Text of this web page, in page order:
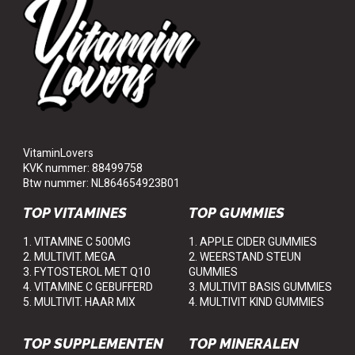
VitaminLovers
KVK nummer: 88499758
Btw nummer: NL864654923B01
TOP VITAMINES
1. VITAMINE C 500MG
2. MULTIVIT. MEGA
3. FYTOSTEROL MET Q10
4. VITAMINE C GEBUFFERD
5. MULTIVIT. HAAR MIX
TOP GUMMIES
1. APPLE CIDER GUMMIES
2. WEERSTAND STEUN
GUMMIES
3. MULTIVIT BASIS GUMMIES
4. MULTIVIT KIND GUMMIES
TOP SUPPLEMENTEN TOP MINERALEN